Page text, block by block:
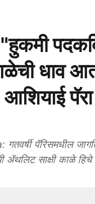
धाव
पॅरिसमधील
ॲथलिट साक्षी काळे